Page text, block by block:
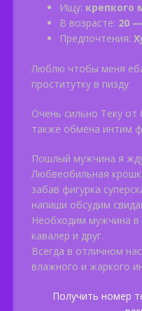
Ищу: крепкого
В возрасте: 20
Предпочтения:
Люблю чтобы меня
проститутку в пизду
Очень сильно Теку от
также обмена интим
Пошлый мужчина я
Любвеобильная
забав фигурка
напиши обсудим
Необходим мужчина в
кавалер и друг.
Всегда в отличном
влажного и жаркого
Получить номер